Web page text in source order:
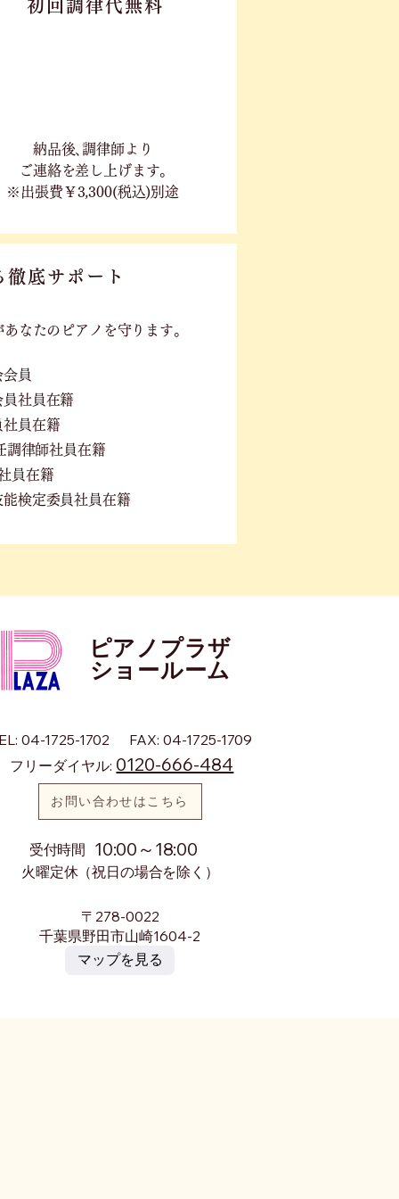
初回調律代無料
​納品後､調律師より
ご連絡を差し上げます｡
※出張費￥3,300(税込)別途
徹底サポート
あなたのピアノを守ります。
員
社員在籍
員在籍
調律師社員在籍
員在籍
検定委員社員在籍
ピアノプラザ
​ショールーム
04-1725-1702
FAX: 04-1725-1709
フリーダイヤル: 0120-666-484
お問い合わせはこちら
​受付時間 10:00～18:00
火曜定休（祝日の場合を除く）
〒278-0022
千葉県野田市山崎1604-2
マップを見る